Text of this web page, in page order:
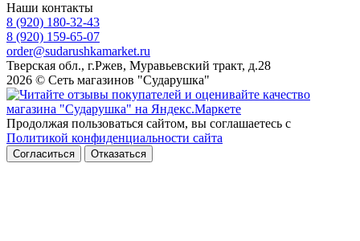
Наши контакты
8 (920) 180-32-43
8 (920) 159-65-07
order@sudarushkamarket.ru
Тверская обл., г.Ржев, Муравьевский тракт, д.28
2026 © Сеть магазинов "Сударушка"
Продолжая пользоваться сайтом, вы соглашаетесь с
Политикой конфиденциальности сайта
Согласиться Отказаться